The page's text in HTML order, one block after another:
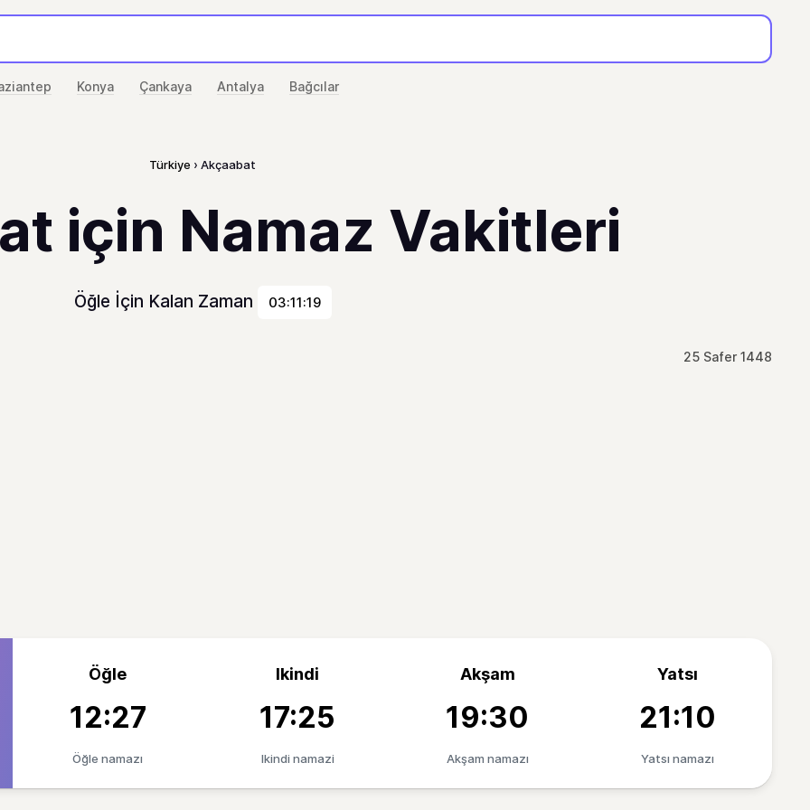
Konya Çankaya Antalya Bağcılar
Türkiye Akçaabat
için Namaz Vakitleri
Öğle İçin Kalan Zaman 03:11:19
25 Safer 1448
Öğle
12:27
Öğle namazı
Ikindi
17:25
Ikindi namazi
Akşam
19:30
Akşam namazı
Yatsı
21:10
Yatsı namazı